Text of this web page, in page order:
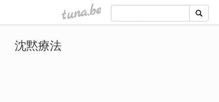
tuna.be
沈黙療法